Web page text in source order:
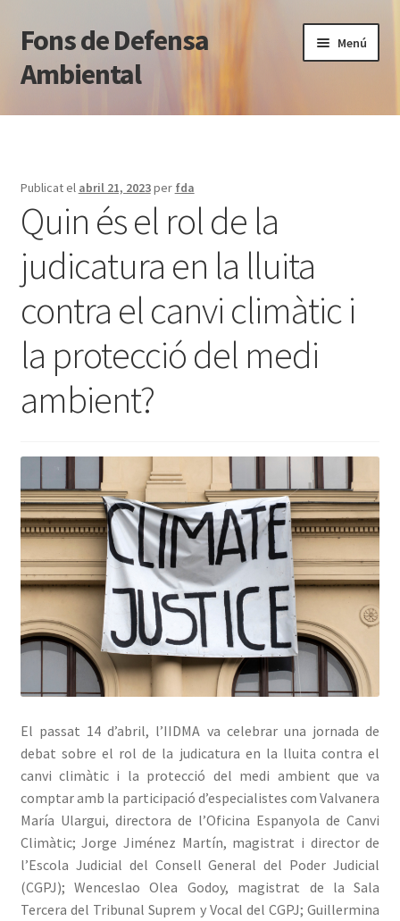
Salta
a
navegació
Vés
al
contingut
Fons de Defensa
Ambiental
Menú
Què fem
Notícies
Blog jurídic
Normativa
Transparència
Contacte
Publicat el abril 21, 2023per fda
Quin és el rol de la
judicatura en la lluita
contra el canvi climàtic i
la protecció del medi
ambient?
El passat 14 d’abril, l’IIDMA va celebrar una jornada de
debat sobre el rol de la judicatura en la lluita contra el
canvi climàtic i la protecció del medi ambient que va
comptar amb la participació d’especialistes com Valvanera
María Ulargui, directora de l’Oficina Espanyola de Canvi
Climàtic; Jorge Jiménez Martín, magistrat i director de
l’Escola Judicial del Consell General del Poder Judicial
(CGPJ); Wenceslao Olea Godoy, magistrat de la Sala
Tercera del Tribunal Suprem y Vocal del CGPJ; Guillermina